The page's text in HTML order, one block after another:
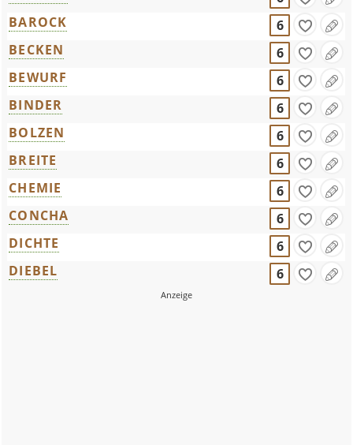
BAROCK
6
BECKEN
6
BEWURF
6
BINDER
6
BOLZEN
6
BREITE
6
CHEMIE
6
CONCHA
6
DICHTE
6
DIEBEL
6